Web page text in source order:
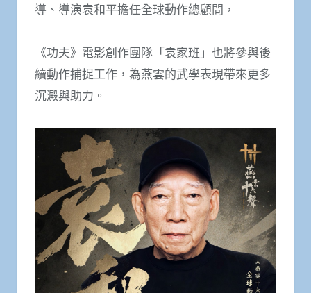
導、導演袁和平擔任全球動作總顧問，
《功夫》電影創作團隊「袁家班」也將參與後
續動作捕捉工作，為燕雲的武學表現帶來更多
沉澱與助力。